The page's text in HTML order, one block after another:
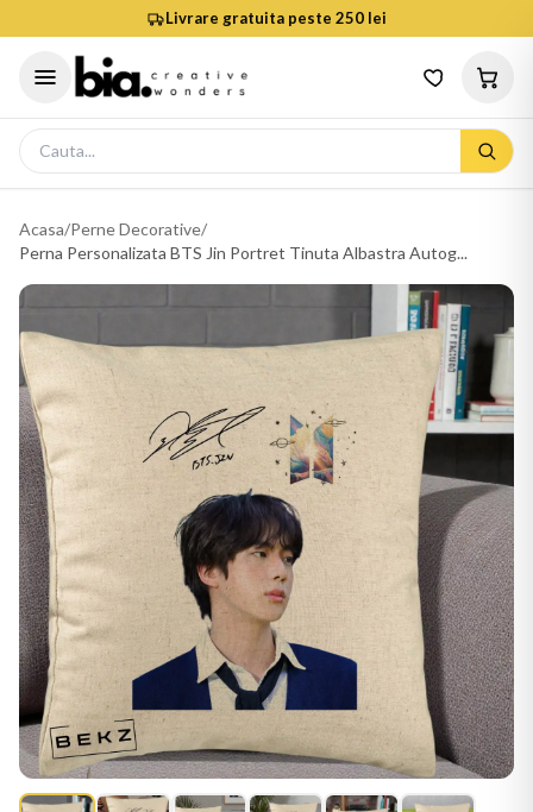
Livrare gratuita peste 250 lei
Acasa/Perne Decorative/
Perna Personalizata BTS Jin Portret Tinuta Albastra Autog...